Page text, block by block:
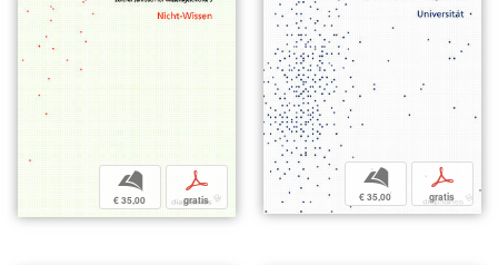
b
€ 35,00
p
gratis
b
€ 35,00
p
gratis